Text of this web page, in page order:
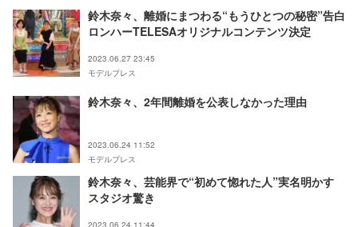
鈴木奈々、離婚にまつわる“もうひとつの秘密”告白
ロンハーTELESAオリジナルコンテンツ決定
2023.06.27 23:45
モデルプレス
鈴木奈々、2年間離婚を公表しなかった理由
2023.06.24 11:52
モデルプレス
鈴木奈々、芸能界で“初めて惚れた人”実名明かす
スタジオ驚き
2023.06.24 11:44